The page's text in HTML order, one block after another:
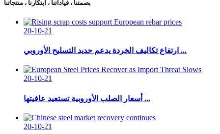
بصمتنا ، قياداتنا ، ابتكارنا ، منتجاتنا
20-10-21
ارتفاع تكاليف الخردة يدعم حديد التسليح الأوروبي ...
20-10-21
أسعار الصلب الأوروبية تستعيد عافيتها ...
20-10-21